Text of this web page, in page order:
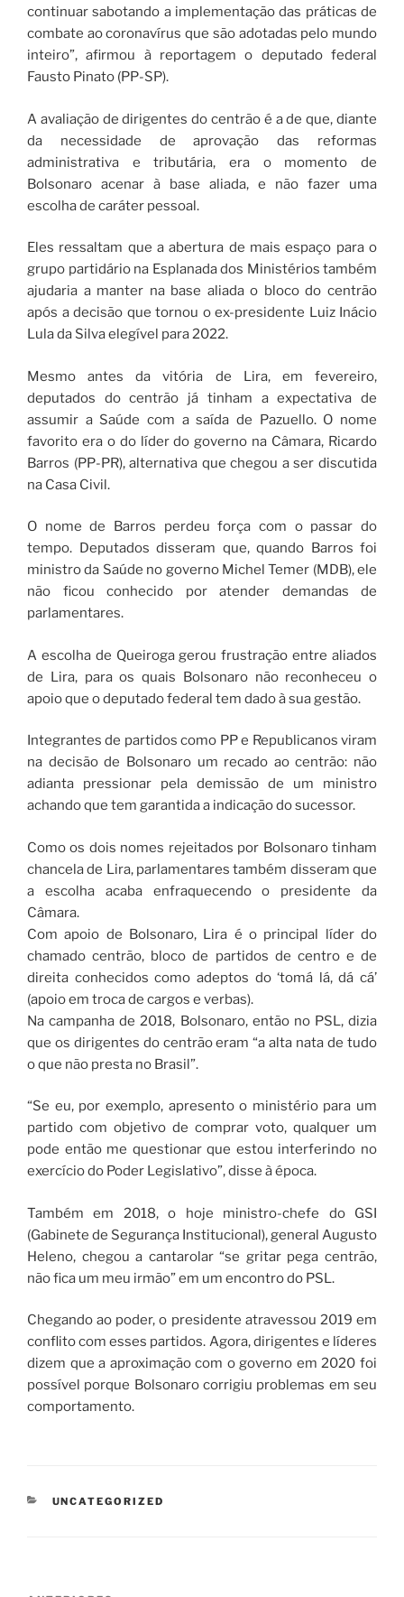
continuar sabotando a implementação das práticas de
combate ao coronavírus que são adotadas pelo mundo
inteiro”, afirmou à reportagem o deputado federal
Fausto Pinato (PP-SP).
A avaliação de dirigentes do centrão é a de que, diante
da necessidade de aprovação das reformas
administrativa e tributária, era o momento de
Bolsonaro acenar à base aliada, e não fazer uma
escolha de caráter pessoal.
Eles ressaltam que a abertura de mais espaço para o
grupo partidário na Esplanada dos Ministérios também
ajudaria a manter na base aliada o bloco do centrão
após a decisão que tornou o ex-presidente Luiz Inácio
Lula da Silva elegível para 2022.
Mesmo antes da vitória de Lira, em fevereiro,
deputados do centrão já tinham a expectativa de
assumir a Saúde com a saída de Pazuello. O nome
favorito era o do líder do governo na Câmara, Ricardo
Barros (PP-PR), alternativa que chegou a ser discutida
na Casa Civil.
O nome de Barros perdeu força com o passar do
tempo. Deputados disseram que, quando Barros foi
ministro da Saúde no governo Michel Temer (MDB), ele
não ficou conhecido por atender demandas de
parlamentares.
A escolha de Queiroga gerou frustração entre aliados
de Lira, para os quais Bolsonaro não reconheceu o
apoio que o deputado federal tem dado à sua gestão.
Integrantes de partidos como PP e Republicanos viram
na decisão de Bolsonaro um recado ao centrão: não
adianta pressionar pela demissão de um ministro
achando que tem garantida a indicação do sucessor.
Como os dois nomes rejeitados por Bolsonaro tinham
chancela de Lira, parlamentares também disseram que
a escolha acaba enfraquecendo o presidente da
Câmara.
Com apoio de Bolsonaro, Lira é o principal líder do
chamado centrão, bloco de partidos de centro e de
direita conhecidos como adeptos do ‘tomá lá, dá cá’
(apoio em troca de cargos e verbas).
Na campanha de 2018, Bolsonaro, então no PSL, dizia
que os dirigentes do centrão eram “a alta nata de tudo
o que não presta no Brasil”.
“Se eu, por exemplo, apresento o ministério para um
partido com objetivo de comprar voto, qualquer um
pode então me questionar que estou interferindo no
exercício do Poder Legislativo”, disse à época.
Também em 2018, o hoje ministro-chefe do GSI
(Gabinete de Segurança Institucional), general Augusto
Heleno, chegou a cantarolar “se gritar pega centrão,
não fica um meu irmão” em um encontro do PSL.
Chegando ao poder, o presidente atravessou 2019 em
conflito com esses partidos. Agora, dirigentes e líderes
dizem que a aproximação com o governo em 2020 foi
possível porque Bolsonaro corrigiu problemas em seu
comportamento.
CATEGORIAS
UNCATEGORIZED